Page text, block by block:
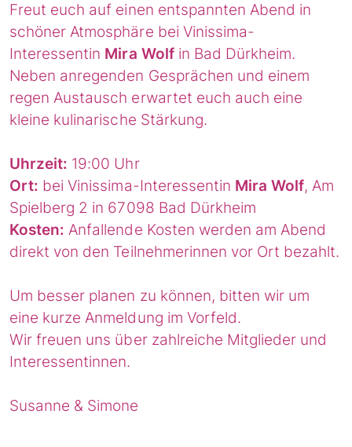
Freut euch auf einen entspannten Abend in
schöner Atmosphäre bei Vinissima-
Interessentin Mira Wolfin Bad Dürkheim.
Neben anregenden Gesprächen und einem
regen Austausch erwartet euch auch eine
kleine kulinarische Stärkung.
Uhrzeit: 19:00 Uhr
Ort: bei Vinissima-Interessentin Mira Wolf, Am
Spielberg 2 in 67098 Bad Dürkheim
Kosten: Anfallende Kosten werden am Abend
direkt von den Teilnehmerinnen vor Ort bezahlt.
Um besser planen zu können, bitten wir um
eine kurze Anmeldung im Vorfeld.
Wir freuen uns über zahlreiche Mitglieder und
Interessentinnen.
Susanne & Simone